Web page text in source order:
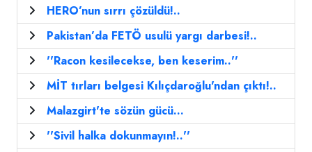
HERO’nun sırrı çözüldü!..
Pakistan’da FETÖ usulü yargı darbesi!..
''Racon kesilecekse, ben keserim..''
MİT tırları belgesi Kılıçdaroğlu'ndan çıktı!..
Malazgirt'te sözün gücü...
''Sivil halka dokunmayın!..''